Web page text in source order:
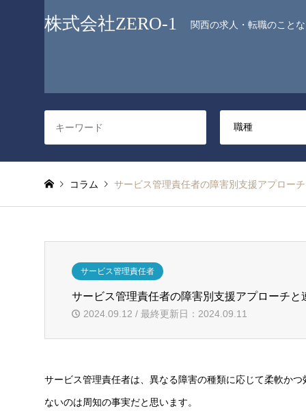
株式会社ZERO-1 関西の求人・転職のこと
コラム サービス管理責任者の障害別支援アプロー
サービス管理責任者
サービス管理責任者の障害別支援アプローチと
2024.09.12 / 最終更新日：2024.09.11
サービス管理責任者は、異なる障害の種類に応じて柔軟か
ないのは周知の事実だと思います。